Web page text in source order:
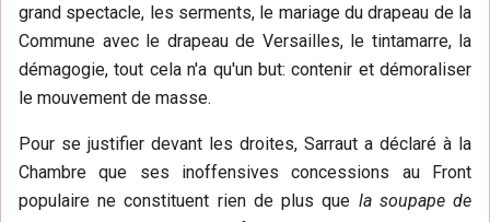
grand spectacle, les serments, le mariage du drapeau de la
Commune avec le drapeau de Versailles, le tintamarre, la
démagogie, tout cela n'a qu'un but: contenir et démoraliser
le mouvement de masse.
Pour se justifier devant les droites, Sarraut a déclaré à la
Chambre que ses inoffensives concessions au Front
populaire ne constituent rien de plus que la soupape de